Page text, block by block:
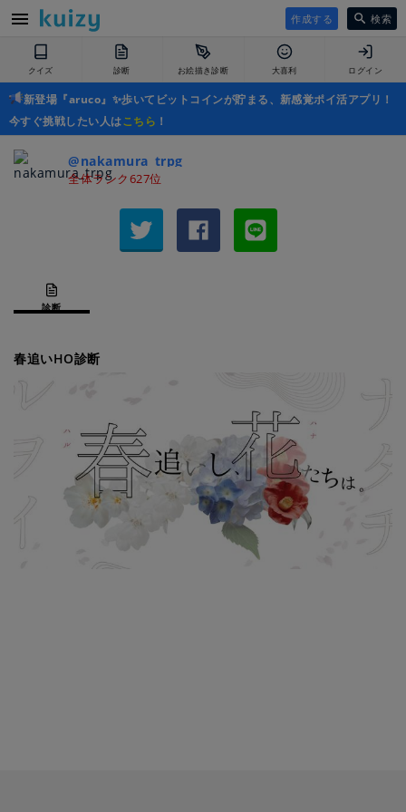
作成する 検索
クイズ 診断 お絵描き診断 大喜利 ログイン
新登場『aruco』✨歩いてビットコインが貯まる、新感覚ポイ活アプリ！
今すぐ挑戦したい人はこちら ！
@nakamura_trpg
全体ランク627位
診断
春追いHO診断